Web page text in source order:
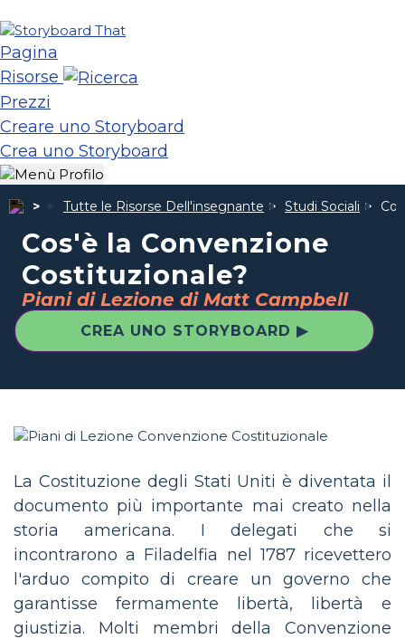
Pagina
Risorse
Prezzi
Creare uno Storyboard
Crea uno Storyboard
Tutte le Risorse Dell'insegnante Studi Sociali
Cos'è la Convenzione
Costituzionale?
Piani di Lezione di Matt Campbell
CREA UNO STORYBOARD ▶
La Costituzione degli Stati Uniti è diventata il
documento più importante mai creato nella
storia americana. I delegati che si
incontrarono a Filadelfia nel 1787 ricevettero
l'arduo compito di creare un governo che
garantisse fermamente libertà, libertà e
giustizia. Molti membri della Convenzione